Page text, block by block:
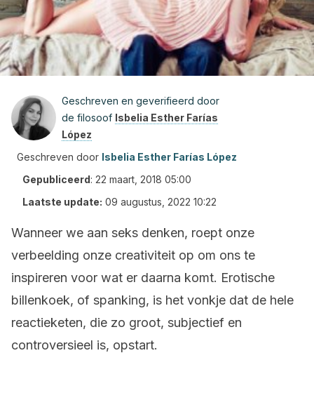
Geschreven en geverifieerd door
de filosoof Isbelia Esther Farías
López
Geschreven door Isbelia Esther Farías López
Gepubliceerd: 22 maart, 2018 05:00
Laatste update: 09 augustus, 2022 10:22
Wanneer we aan seks denken, roept onze
verbeelding onze creativiteit op om ons te
inspireren voor wat er daarna komt. Erotische
billenkoek, of spanking, is het vonkje dat de hele
reactieketen, die zo groot, subjectief en
controversieel is, opstart.